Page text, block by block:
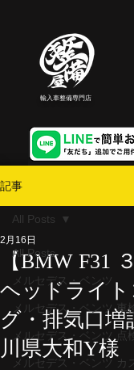
輸入車整備専門店
記事
All Posts
メルセデス・ベンツ
メルセデス・ベンツ 車
メルセデス・ベンツ 点
メルセデス・ベンツ カ
All Posts
【BMW F31
ヘッドライ
グ・排気口
川県大和Y様
2月16日